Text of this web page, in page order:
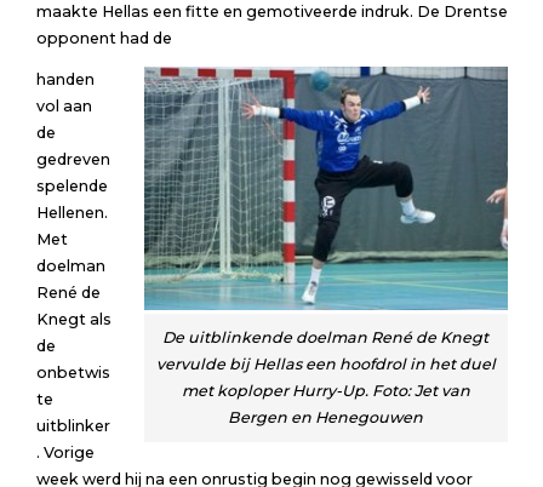
maakte Hellas een fitte en gemotiveerde indruk. De Drentse
opponent had de
De uitblinkende doelman René de Knegt
vervulde bij Hellas een hoofdrol in het duel
met koploper Hurry-Up. Foto: Jet van
Bergen en Henegouwen
handen
vol aan
de
gedreven
spelende
Hellenen.
Met
doelman
René de
Knegt als
de
onbetwis
te
uitblinker
. Vorige
week werd hij na een onrustig begin nog gewisseld voor